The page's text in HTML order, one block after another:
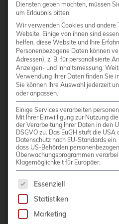
Cloudübergreifendes
Cluster
CNCF
Community
Config Management
Configmap
Container
ContainerConf
corosync
credativ
Cryptomator
CVE
OpenSSH und
Die Anmeldung
Benutzernamen
nach wie vor für die
Anwendungen die
Vorgehensweise
einem Dienst zu
Nutzung eines
jedoch immer
und wird vom BSI,
für Sicherheit in der
empfohlen. Wenn
vorgeschrieben, so
verschiedene […]
Diensten geben möchten, müssen
um Erlaubnis bitten.
Wir verwenden Cookies und andere
Website. Einige von ihnen sind
helfen, diese Website und Ihre
Personenbezogene Daten können
Adressen), z. B. für personalisierte
Anzeigen- und Inhaltsmessung.
Verwendung Ihrer Daten finden Sie
Sie können Ihre Auswahl jederzeit
oder anpassen.
Einige Services verarbeiten
Mit Ihrer Einwilligung zur Nutzung
der Verarbeitung Ihrer Daten in den
DSGVO zu. Das EuGH stuft die
Datenschutz nach EU-Standards
dass US-Behörden
Überwachungsprogrammen
Klagemöglichkeit für Europäer.
Es folgt eine Liste der
Essenziell
Statistiken
Marketing